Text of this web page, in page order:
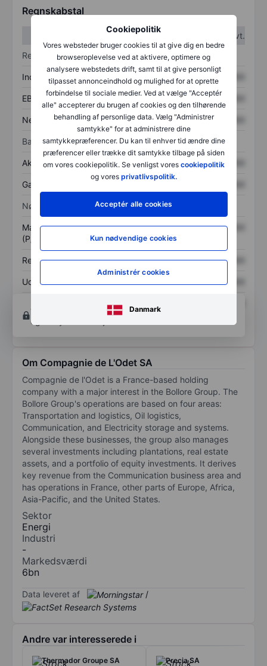
Cookiepolitik
Vores websteder bruger cookies til at give dig en bedre
browseroplevelse ved at aktivere, optimere og
analysere webstedets drift, samt til at give personligt
tilpasset annonceindhold og mulighed for at oprette
forbindelse til sociale medier. Ved at vælge "Acceptér
alle" accepterer du brugen af cookies og den tilhørende
behandling af personlige data. Vælg "Administrer
samtykke" for at administrere dine
samtykkepræferencer. Du kan til enhver tid ændre dine
præferencer eller trække dit samtykke tilbage på siden
om vores cookiepolitik. Se venligst vores cookiepolitik
og vores privatlivspolitik.
Acceptér alle cookies
Kun nødvendige cookies
Administrér cookies
Danmark
Regnskabstal
1. kvt.
2. kvt.
Resultatopgørelse
Indtægter XXXXXXX XXXXXXX
EBITDA XXXXXXX XXXXXXX
Nettoresultat XXXXXXX XXXXXXX
Balance
Aktiver i alt XXXXXXX XXXXXXX
Gæld XXXXXXX
Nøgletal
Markedsværdi/omsætning
(P/S)
XXXXXXX XXXXXXX
Resultat pr. aktie (EPS) XXXXXXX XXXXXXX
Udbytte pr. aktie XXXXXXX
Opret konto
for at få adgang til flere diagrammer
og analyse værktøjer.
Om Compagnie de L'Odet SA
Compagnie de l'Odet is a France-based holding
company with a major interest in the Bollore Group. The
Bollore Group's operations are based on four areas:
Transportation and logistics, Oil logistics,
Communication, and Electricity storage and systems.
Alongside these businesses, the group also manages
several investments including plantations, real estate
assets, and a portfolio of equity investments. It derives
key revenue from the Communication business area and
has operations in France, other parts of Europe, Africa,
Asia-Pacific, and the United States.
Sektor
Energi
Industri
-
Markedsværdi
6bn
Data leveret af /
Andre var interesserede i
Thermador Groupe SA Precia SA